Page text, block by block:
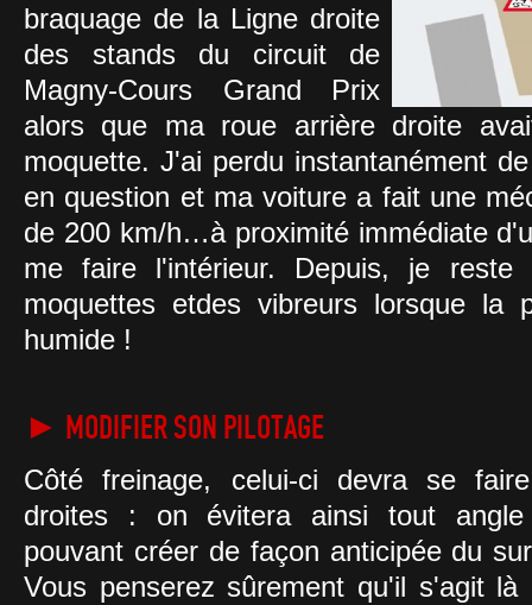
braquage de la Ligne droite
des stands du circuit de
Magny-Cours Grand Prix
alors que ma roue arrière droite
moquette. J'ai perdu instantanément
en question et ma voiture a fait une
de 200 km/h…à proximité immédiate
me faire l'intérieur. Depuis, je reste
moquettes etdes vibreurs lorsque la
humide !
► MODIFIER SON PILOTAGE
Côté freinage, celui-ci devra se
droites : on évitera ainsi tout angle
pouvant créer de façon anticipée du
Vous penserez sûrement qu'il s'agit là